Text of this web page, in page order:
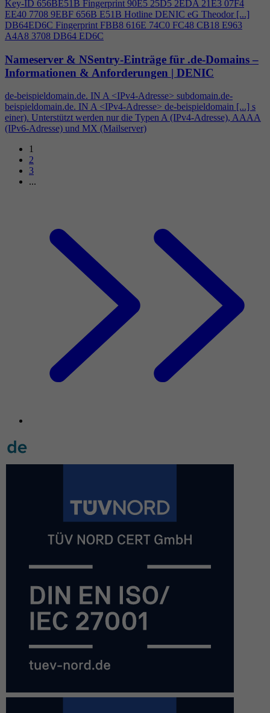
Key-ID 656BE51B Fingerprint 90E5 25D5 2EDA 21E3 07F4
EE40 7708 9EBF 656B E51B Hotline DENIC eG Theodor [...]
DB64ED6C Fingerprint FBB8 616E 74C0 FC48 CB18 E963
A4A8 3708 DB64 ED6C
Nameserver & NSentry-Einträge für .de-Domains –
Informationen & Anforderungen | DENIC
de-beispieldomain.de. IN A <IPv4-Adresse> subdomain.de-
beispieldomain.de. IN A <IPv4-Adresse> de-beispieldomain [...] s
einer). Unterstützt werden nur die Typen A (IPv4-Adresse), AAAA
(IPv6-Adresse) und MX (Mailserver)
1
2
3
...